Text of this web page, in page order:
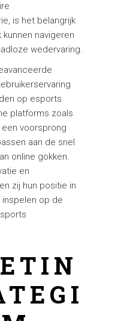
is het belangrijk
navigeren
wedervaring.
op esports
platforms zoals
een voorsprong
aan de snel
online gokken.
en
zij hun positie in
op de